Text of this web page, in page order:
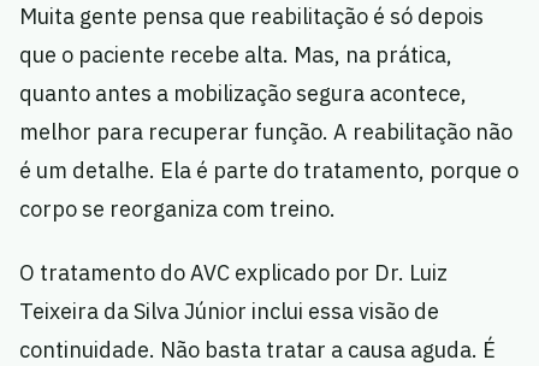
Muita gente pensa que reabilitação é só depois
que o paciente recebe alta. Mas, na prática,
quanto antes a mobilização segura acontece,
melhor para recuperar função. A reabilitação não
é um detalhe. Ela é parte do tratamento, porque o
corpo se reorganiza com treino.
O tratamento do AVC explicado por Dr. Luiz
Teixeira da Silva Júnior inclui essa visão de
continuidade. Não basta tratar a causa aguda. É